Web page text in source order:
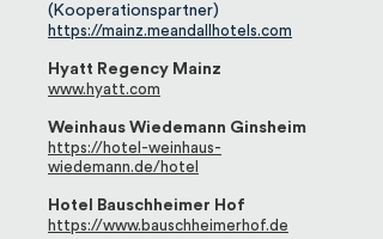
(Kooperationspartner)
https://mainz.meandallhotels.com
Hyatt Regency Mainz
www.hyatt.com
Weinhaus Wiedemann Ginsheim
https://hotel-weinhaus-
wiedemann.de/hotel
Hotel Bauschheimer Hof
https://www.bauschheimerhof.de